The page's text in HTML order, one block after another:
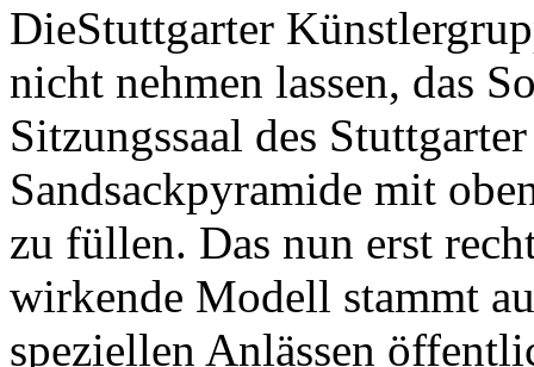
DieStuttgarter
nicht nehmen lassen, das
Sitzungssaal des
Sandsackpyramide mit
zu füllen. Das nun erst
wirkende Modell stammt
speziellen Anlässen